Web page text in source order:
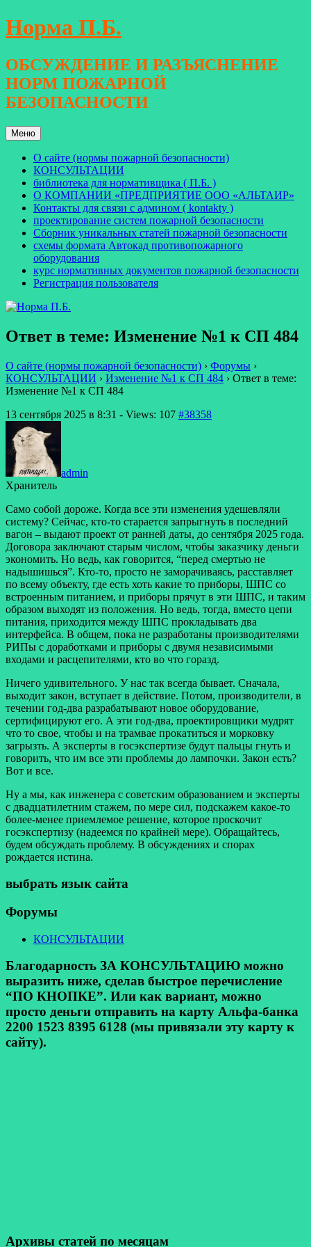
Перейти
к
Норма П.Б.
ОБСУЖДЕНИЕ И РАЗЪЯСНЕНИЕ
НОРМ ПОЖАРНОЙ
БЕЗОПАСНОСТИ
Меню
О сайте (нормы пожарной безопасности)
КОНСУЛЬТАЦИИ
библиотека для нормативщика ( П.Б. )
О КОМПАНИИ «ПРЕДПРИЯТИЕ ООО «АЛЬТАИР»
Контакты для связи с админом ( kontakty )
проектирование систем пожарной безопасности
Сборник уникальных статей пожарной безопасности
схемы формата Автокад противопожарного
оборудования
курс нормативных документов пожарной безопасности
Регистрация пользователя
Ответ в теме: Изменение №1 к СП 484
О сайте (нормы пожарной безопасности) › Форумы ›
КОНСУЛЬТАЦИИ › Изменение №1 к СП 484 › Ответ в теме:
Изменение №1 к СП 484
13 сентября 2025 в 8:31 - Views: 107 #38358
admin
Хранитель
Само собой дороже. Когда все эти изменения удешевляли
систему? Сейчас, кто-то старается запрыгнуть в последний
вагон – выдают проект от ранней даты, до сентября 2025 года.
Договора заключают старым числом, чтобы заказчику деньги
экономить. Но ведь, как говорится, “перед смертью не
надышишься”. Кто-то, просто не заморачиваясь, расставляет
по всему объекту, где есть хоть какие то приборы, ШПС со
встроенным питанием, и приборы прячут в эти ШПС, и таким
образом выходят из положения. Но ведь, тогда, вместо цепи
питания, приходится между ШПС прокладывать два
интерфейса. В общем, пока не разработаны производителями
РИПы с доработками и приборы с двумя независимыми
входами и расцепителями, кто во что горазд.
Ничего удивительного. У нас так всегда бывает. Сначала,
выходит закон, вступает в действие. Потом, производители, в
течении год-два разрабатывают новое оборудование,
сертифицируют его. А эти год-два, проектировщики мудрят
что то свое, чтобы и на трамвае прокатиться и морковку
загрызть. А эксперты в госэкспертизе будут пальцы гнуть и
говорить, что им все эти проблемы до лампочки. Закон есть?
Вот и все.
Ну а мы, как инженера с советским образованием и эксперты
с двадцатилетним стажем, по мере сил, подскажем какое-то
более-менее приемлемое решение, которое проскочит
госэкспертизу (надеемся по крайней мере). Обращайтесь,
будем обсуждать проблему. В обсуждениях и спорах
рождается истина.
выбрать язык сайта
Форумы
КОНСУЛЬТАЦИИ
Благодарность ЗА КОНСУЛЬТАЦИЮ можно
выразить ниже, сделав быстрое перечисление
“ПО КНОПКЕ”. Или как вариант, можно
просто деньги отправить на карту Альфа-банка
2200 1523 8395 6128 (мы привязали эту карту к
сайту).
Архивы статей по месяцам